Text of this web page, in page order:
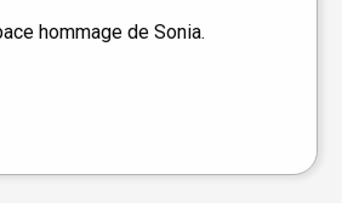
hommage de Sonia.